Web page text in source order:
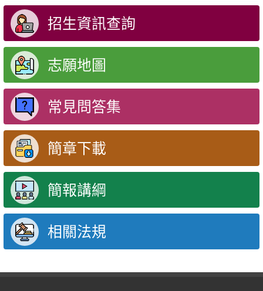
招生資訊查詢
志願地圖
常見問答集
簡章下載
簡報講綱
相關法規